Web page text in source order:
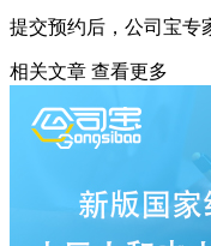
提交预约后，公司宝专
相关文章 查看更多